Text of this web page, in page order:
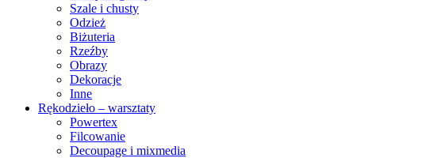
Szale i chusty
Odzież
Biżuteria
Rzeźby
Obrazy
Dekoracje
Inne
Rękodzieło – warsztaty
Powertex
Filcowanie
Decoupage i mixmedia